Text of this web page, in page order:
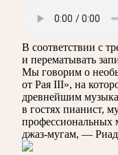
В соответствии с
и перематывать
Мы говорим о
от Рая III», на
древнейшим
в гостях пианист,
профессиональных
джаз-мугам, —